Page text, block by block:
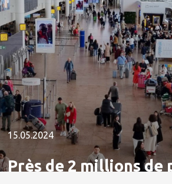
15.05.2024
Près de 2 millions de